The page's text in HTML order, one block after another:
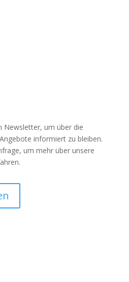
Newsletter, um über die
informiert zu bleiben.
um mehr über unsere